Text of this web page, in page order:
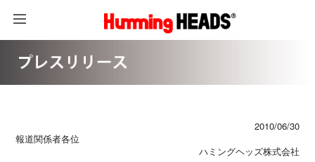
2010/06/30
報道関係者各位
ハミングヘッズ株式会社